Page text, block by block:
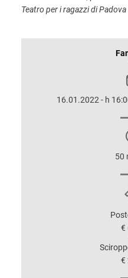
Teatro per i ragazzi di Padova
INFORMAZIONI
16.01.2022 - h
50
€
€